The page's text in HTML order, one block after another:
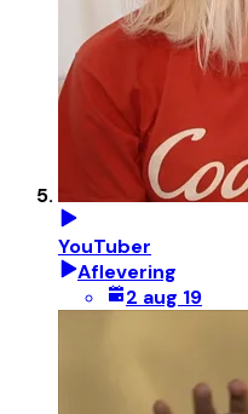
YouTuber
Aflevering
2 aug 19